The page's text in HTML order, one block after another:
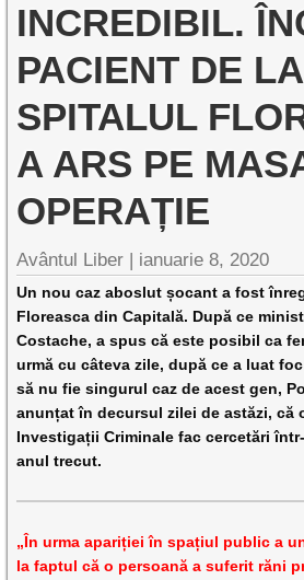
INCREDIBIL.
PACIENT DE LA
SPITALUL
A ARS PE
OPERAȚIE
Avântul Liber | ianuarie 8, 2020
Un nou caz aboslut șocant a fost
Floreasca din Capitală. După ce
Costache, a spus că este posibil ca
urmă cu câteva zile, după ce a luat
să nu fie singurul caz de acest gen,
anunțat în decursul zilei de astăzi, că
Investigații Criminale fac cercetări
anul trecut.
„În urma apariției în spațiul public a
la faptul că o persoană a suferit răni